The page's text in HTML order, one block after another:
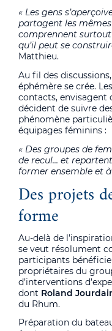
« Les gens
partagent les
comprennent surtout
qu’il peut se
Matthieu.
Au fil des
éphémère se crée.
contacts, envisagent
décident de suivre
phénomène
équipages féminins :
« Des groupes de
de recul… et
former ensemble et à
Des projets
forme
Au-delà de
se veut résolument
participants
propriétaires du
d’interventions
dont Roland
du Rhum.
Préparation du